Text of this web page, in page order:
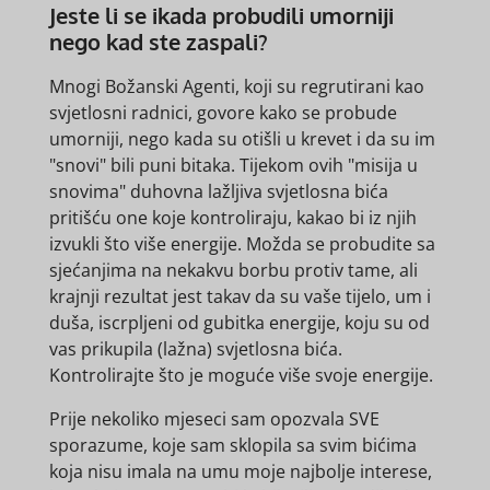
Jeste li se ikada probudili umorniji
nego kad ste zaspali?
Mnogi Božanski Agenti, koji su regrutirani kao
svjetlosni radnici, govore kako se probude
umorniji, nego kada su otišli u krevet i da su im
"snovi" bili puni bitaka. Tijekom ovih "misija u
snovima" duhovna lažljiva svjetlosna bića
pritišću one koje kontroliraju, kakao bi iz njih
izvukli što više energije. Možda se probudite sa
sjećanjima na nekakvu borbu protiv tame, ali
krajnji rezultat jest takav da su vaše tijelo, um i
duša, iscrpljeni od gubitka energije, koju su od
vas prikupila (lažna) svjetlosna bića.
Kontrolirajte što je moguće više svoje energije.
Prije nekoliko mjeseci sam opozvala SVE
sporazume, koje sam sklopila sa svim bićima
koja nisu imala na umu moje najbolje interese,